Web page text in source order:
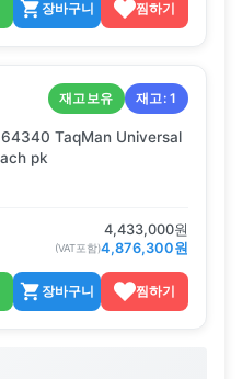
장바구니 찜하기
재고보유 재고:1
TaqMan Universal
pk
4,433,000원
(VAT포함)4,876,300원
장바구니 찜하기